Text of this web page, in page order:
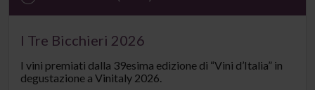
I Tre Bicchieri 2026
I vini premiati dalla 39esima edizione di “Vini d’Italia” in
degustazione a Vinitaly 2026.